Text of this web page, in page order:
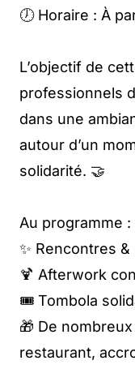
🕖 Horaire : À
L’objectif de
professionnels
dans une
autour d’un
solidarité. 🤝
Au programme :
✨ Rencontres
🍹 Afterwork
🎟 Tombola
🎁 De
restaurant,